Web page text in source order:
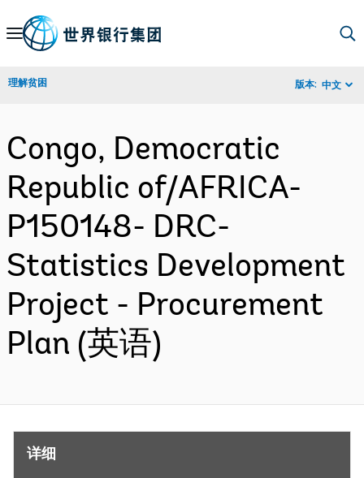
Skip
Navigation
理解贫困 版本: 中文
Congo, Democratic
Republic of/AFRICA-
P150148- DRC-
Statistics Development
Project - Procurement
Plan (英语)
详细